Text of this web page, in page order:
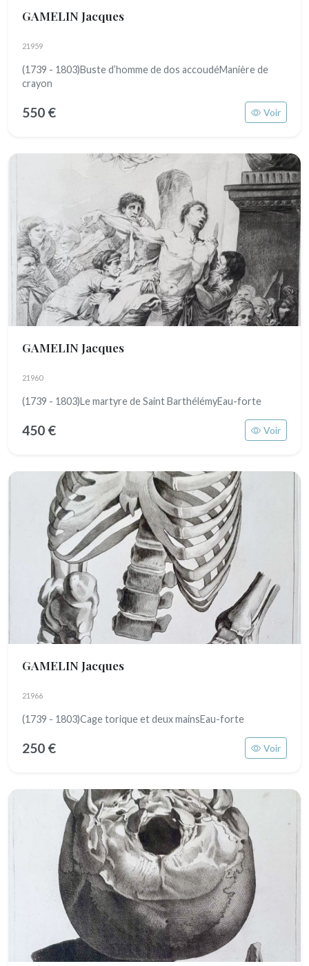
GAMELIN Jacques
21959
(1739 - 1803)Buste d’homme de dos accoudéManière de
crayon
550 € Voir
GAMELIN Jacques
21960
(1739 - 1803)Le martyre de Saint BarthélémyEau-forte
450 € Voir
GAMELIN Jacques
21966
(1739 - 1803)Cage torique et deux mainsEau-forte
250 € Voir